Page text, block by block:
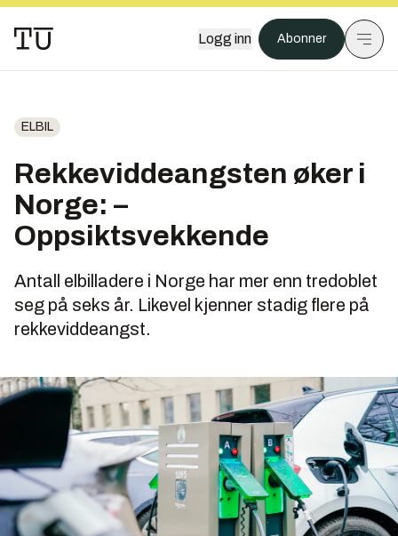
Logg inn Abonner
ELBIL
Rekkeviddeangsten øker i
Norge: –
Oppsiktsvekkende
Antall elbilladere i Norge har mer enn tredoblet
seg på seks år. Likevel kjenner stadig flere på
rekkeviddeangst.